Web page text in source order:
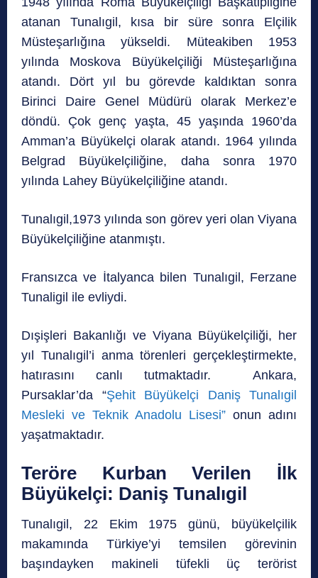
atanan Tunalıgil, kısa bir süre sonra Elçilik
Müsteşarlığına yükseldi. Müteakiben 1953
yılında Moskova Büyükelçiliği Müsteşarlığına
atandı. Dört yıl bu görevde kaldıktan sonra
Birinci Daire Genel Müdürü olarak Merkez’e
döndü. Çok genç yaşta, 45 yaşında 1960’da
Amman’a Büyükelçi olarak atandı. 1964 yılında
Belgrad Büyükelçiliğine, daha sonra 1970
yılında Lahey Büyükelçiliğine atandı.
Tunalıgil,1973 yılında son görev yeri olan Viyana
Büyükelçiliğine atanmıştı.
Fransızca ve İtalyanca bilen Tunalıgil, Ferzane
Tunaligil ile evliydi.
Dışişleri Bakanlığı ve Viyana Büyükelçiliği, her
yıl Tunalıgil’i anma törenleri gerçekleştirmekte,
hatırasını canlı tutmaktadır. Ankara,
Pursaklar’da “Şehit Büyükelçi Daniş Tunalıgil
Mesleki ve Teknik Anadolu Lisesi” onun adını
yaşatmaktadır.
Teröre Kurban Verilen İlk
Büyükelçi: Daniş Tunalıgil
Tunalıgil, 22 Ekim 1975 günü, büyükelçilik
makamında Türkiye’yi temsilen görevinin
başındayken makineli tüfekli üç terörist